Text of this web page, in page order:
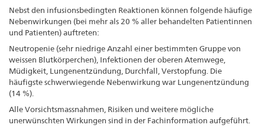
Nebst den infusionsbedingten Reaktionen können folgende häufige
Nebenwirkungen (bei mehr als 20 % aller behandelten Patientinnen
und Patienten) auftreten:
Neutropenie (sehr niedrige Anzahl einer bestimmten Gruppe von
weissen Blutkörperchen), Infektionen der oberen Atemwege,
Müdigkeit, Lungenentzündung, Durchfall, Verstopfung. Die
häufigste schwerwiegende Nebenwirkung war Lungenentzündung
(14 %).
Alle Vorsichtsmassnahmen, Risiken und weitere mögliche
unerwünschten Wirkungen sind in der Fachinformation aufgeführt.